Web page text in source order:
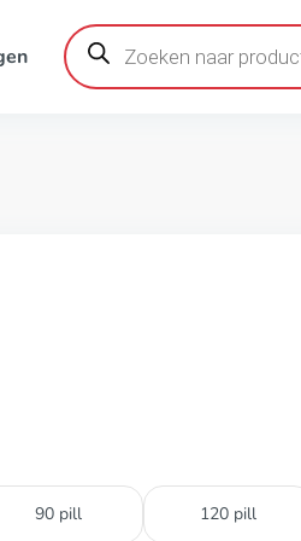
Producten
zoeken
90 pill 120 pill